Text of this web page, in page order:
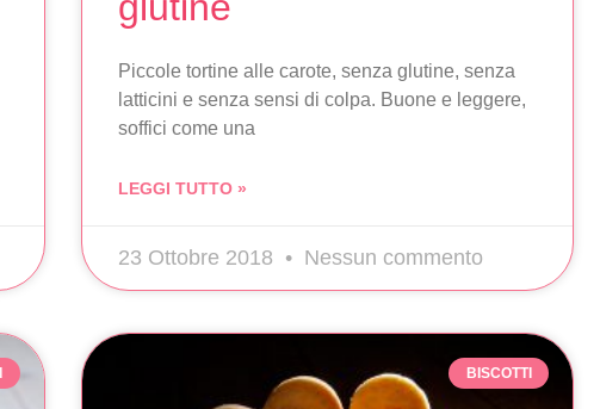
Piccole tortine alle carote, senza glutine, senza
latticini e senza sensi di colpa. Buone e leggere,
soffici come una
LEGGI TUTTO »
23 Ottobre 2018 Nessun commento
BISCOTTI